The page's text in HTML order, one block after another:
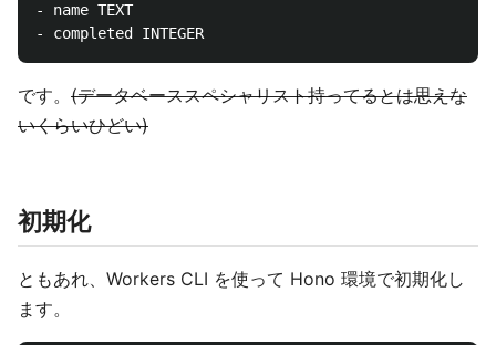
- name TEXT
です。 (データベーススペシャリスト持ってるとは思えな
いくらいひどい)
初期化
ともあれ、Workers CLI を使って Hono 環境で初期化し
ます。